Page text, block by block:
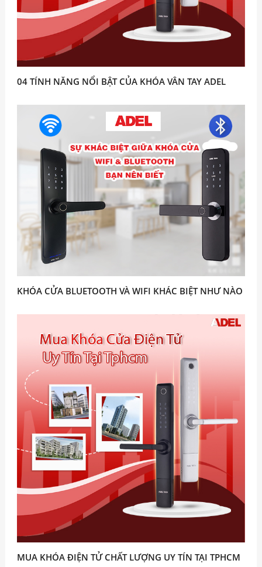
04 TÍNH NĂNG NỔI BẬT CỦA KHÓA VÂN TAY ADEL
KHÓA CỬA BLUETOOTH VÀ WIFI KHÁC BIỆT NHƯ NÀO
MUA KHÓA ĐIỆN TỬ CHẤT LƯỢNG UY TÍN TẠI TPHCM